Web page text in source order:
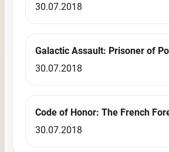
30.07.2018
Galactic Assault: Prisoner of
30.07.2018
Code of Honor: The French
30.07.2018